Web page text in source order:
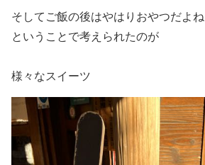
そしてご飯の後はやはりおやつだよね
ということで考えられたのが
様々なスイーツ